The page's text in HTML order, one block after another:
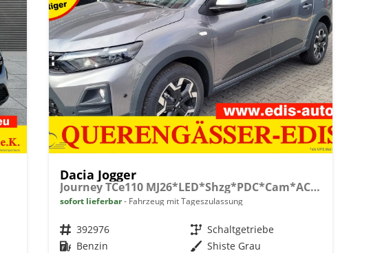
Dacia Jogger
Journey TCe110 MJ26*LED*Shzg*PDC*Cam*ACA*16"
sofort lieferbar Fahrzeug mit Tageszulassung
Fahrzeugnr. 392976 Getriebe Schaltgetriebe
Kraftstoff Benzin Außenfarbe Shiste Grau